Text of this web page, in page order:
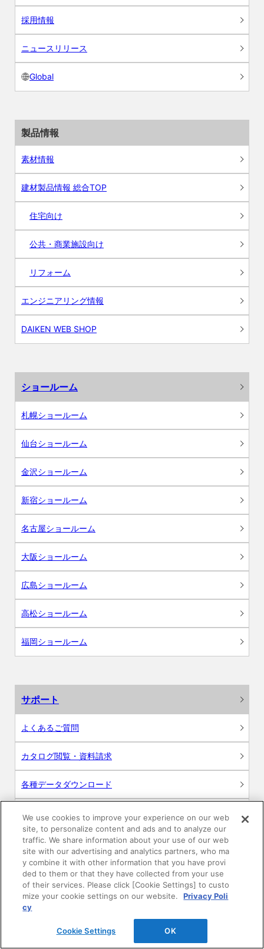
採用情報
ニュースリリース
Global
製品情報
素材情報
建材製品情報 総合TOP
住宅向け
公共・商業施設向け
リフォーム
エンジニアリング情報
DAIKEN WEB SHOP
ショールーム
札幌ショールーム
仙台ショールーム
金沢ショールーム
新宿ショールーム
名古屋ショールーム
大阪ショールーム
広島ショールーム
高松ショールーム
福岡ショールーム
サポート
よくあるご質問
カタログ閲覧・資料請求
各種データダウンロード
WEB見積・各種シミュレーション
交換用部品の購入
修理・点検
お問い合わせ
We use cookies to improve your experience on our web
site, to personalize content and ads and to analyze our
traffic. We share information about your use of our web
site with our advertising and analytics partners, who ma
y combine it with other information that you have provi
ded to them or that they have collected from your use
of their services. Please click [Cookie Settings] to custo
mize your cookie settings on our website.
Privacy Poli
cy
Cookie Settings OK